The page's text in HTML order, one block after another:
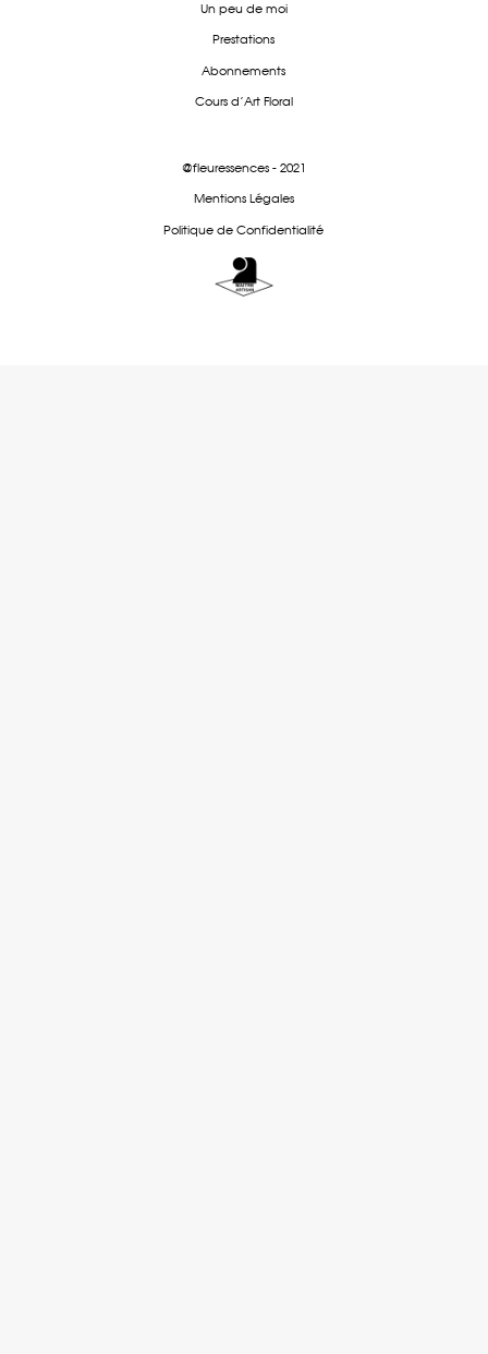
Un peu de moi
Prestations
Abonnements
Cours d'Art Floral
@fleuressences - 2021
Mentions Légales
Politique de Confidentialité